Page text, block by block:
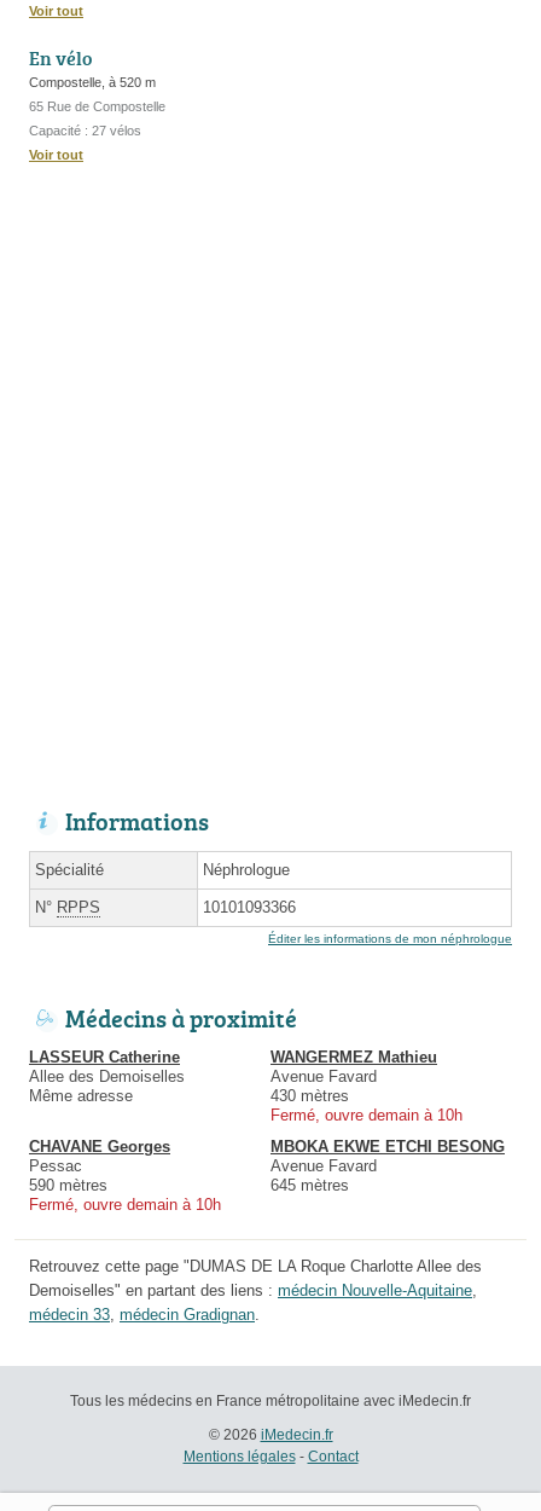
Voir tout
En vélo
Compostelle, à 520 m
65 Rue de Compostelle
Capacité : 27 vélos
Voir tout
Informations
Spécialité Néphrologue
N° RPPS 10101093366
Éditer les informations de mon néphrologue
Médecins à proximité
LASSEUR Catherine
Allee des Demoiselles
Même adresse
WANGERMEZ Mathieu
Avenue Favard
430 mètres
Fermé, ouvre demain à 10h
CHAVANE Georges
Pessac
590 mètres
Fermé, ouvre demain à 10h
MBOKA EKWE ETCHI BESONG
Avenue Favard
645 mètres
Retrouvez cette page "DUMAS DE LA Roque Charlotte Allee des
Demoiselles" en partant des liens : médecin Nouvelle-Aquitaine,
médecin 33, médecin Gradignan.
Tous les médecins en France métropolitaine avec iMedecin.fr
© 2026 iMedecin.fr
Mentions légales- Contact